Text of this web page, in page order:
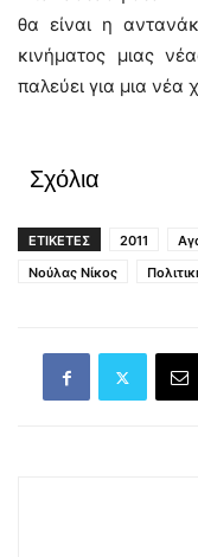
θα είναι η
κινήματος μιας
παλεύει για μια νέα
Σχόλια
ΕΤΙΚΕΤΕΣ 2011
Νούλας Νίκος